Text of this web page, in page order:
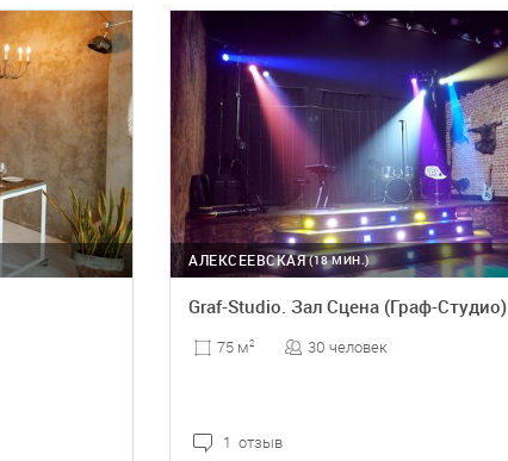
(18 МИН.)
АЛЕКСЕЕВСКАЯ
Graf-Studio. Зал Сцена (Граф-Студио)
75 м2 30 человек
1 отзыв